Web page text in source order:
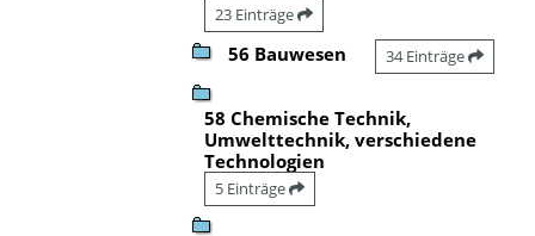
23 Einträge
56 Bauwesen 34 Einträge
58 Chemische Technik,
Umwelttechnik, verschiedene
Technologien
5 Einträge